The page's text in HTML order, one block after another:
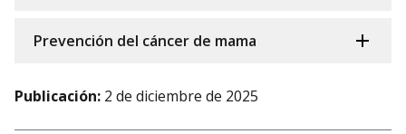
Prevención del cáncer de mama
Publicación: 2 de diciembre de 2025